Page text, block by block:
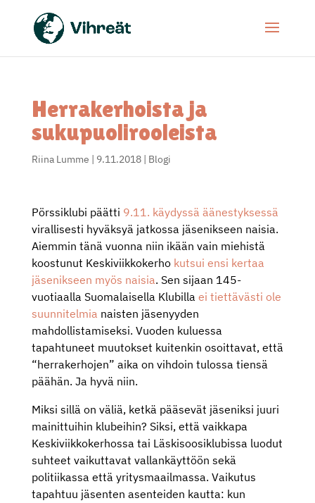
Herrakerhoista ja
sukupuolirooleista
Riina Lumme | 9.11.2018| Blogi
Pörssiklubi päätti 9.11. käydyssä äänestyksessä
virallisesti hyväksyä jatkossa jäsenikseen naisia.
Aiemmin tänä vuonna niin ikään vain miehistä
koostunut Keskiviikkokerho kutsui ensi kertaa
jäsenikseen myös naisia. Sen sijaan 145-
vuotiaalla Suomalaisella Klubilla ei tiettävästi ole
suunnitelmia naisten jäsenyyden
mahdollistamiseksi. Vuoden kuluessa
tapahtuneet muutokset kuitenkin osoittavat, että
“herrakerhojen” aika on vihdoin tulossa tiensä
päähän. Ja hyvä niin.
Miksi sillä on väliä, ketkä pääsevät jäseniksi juuri
mainittuihin klubeihin? Siksi, että vaikkapa
Keskiviikkokerhossa tai Läskisoosiklubissa luodut
suhteet vaikuttavat vallankäyttöön sekä
politiikassa että yritysmaailmassa. Vaikutus
tapahtuu jäsenten asenteiden kautta: kun